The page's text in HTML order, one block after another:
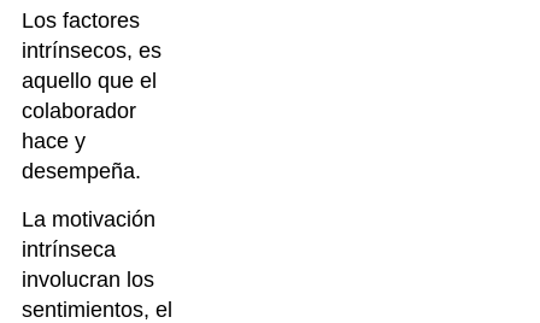
Los factores
intrínsecos, es
aquello que el
colaborador
hace y
desempeña.
La motivación
intrínseca
involucran los
sentimientos, el